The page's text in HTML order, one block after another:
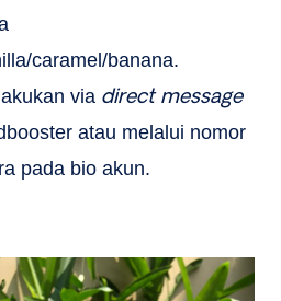
caramel/banana.
via direct message
atau melalui nomor
pada bio akun.